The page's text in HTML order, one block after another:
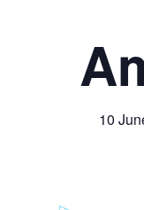
10